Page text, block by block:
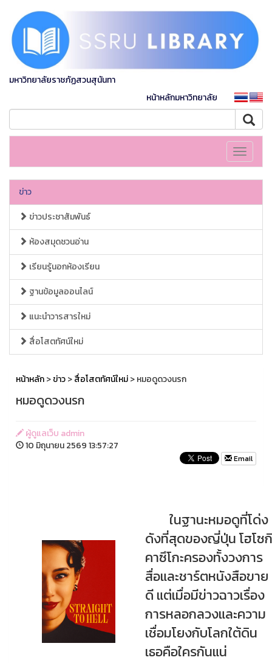
มหาวิทยาลัยราชภัฏสวนสุนันทา
หน้าหลักมหาวิทยาลัย
Toggle
ข่าว
ข่าวประชาสัมพันธ์
ห้องสมุดชวนอ่าน
เรียนรู้นอกห้องเรียน
ฐานข้อมูลออนไลน์
แนะนำวารสารใหม่
สื่อโสตทัศน์ใหม่
หน้าหลัก>ข่าว>สื่อโสตทัศน์ใหม่> หมอดูดวงนรก
หมอดูดวงนรก
ผู้ดูแลเว็บ admin
10 มิถุนายน 2569 13:57:27
Email
ในฐานะหมอดูที่โด่ง
ดังที่สุดของญี่ปุ่น โฮโซกิ
คาซึโกะครองทั้งวงการ
สื่อและชาร์ตหนังสือขาย
ดี แต่เมื่อมีข่าวฉาวเรื่อง
การหลอกลวงและความ
เชื่อมโยงกับโลกใต้ดิน
เธอคือใครกันแน่